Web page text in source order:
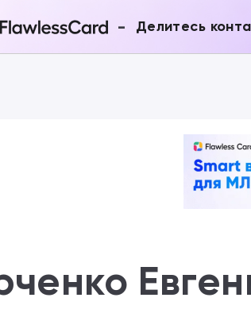
- Делитесь